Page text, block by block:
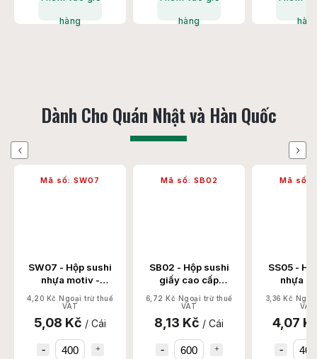
hàng hàng
Dành Cho Quán Nhật và Hàn Quốc
Previous
SW07 - Hộp sushi
nhựa motiv -
Set/Thùng
4,20 Kč Ngoại trừ thuế
VAT
5,08 Kč / Cái
Mã số: SW07
SB02 - Hộp sushi
giấy cao cấp
Chiếc/Thùng
6,72 Kč Ngoại trừ thuế
VAT
8,13 Kč / Cái
Mã số: SB02
SS05 -
nhựa -
400
3,36 Kč
VAT
4,07
Mã số:
Next